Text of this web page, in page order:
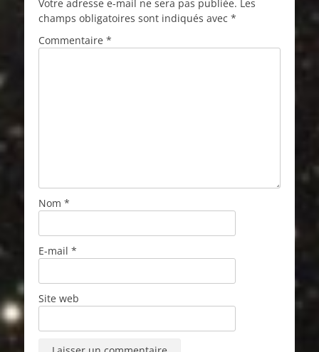
Votre adresse e-mail ne sera pas publiée. Les
champs obligatoires sont indiqués avec *
Commentaire *
Nom *
E-mail *
Site web